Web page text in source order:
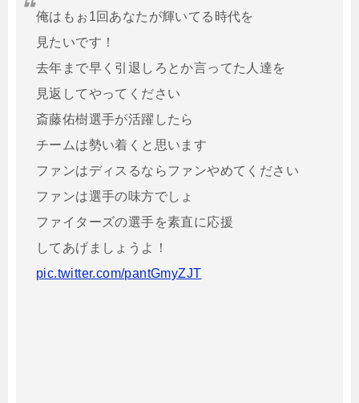
俺はもぉ1回あなたが輝いてる時代を
見たいです！
去年まで早く引退しろとか言ってた人達を
見返してやってください
斎藤佑樹選手が活躍したら
チームは勢い着くと思います
ファンはディスるならファンやめてください
ファンは選手の味方でしょ
ファイターズの選手を素直に応援
してあげましょうよ！
pic.twitter.com/pantGmyZJT